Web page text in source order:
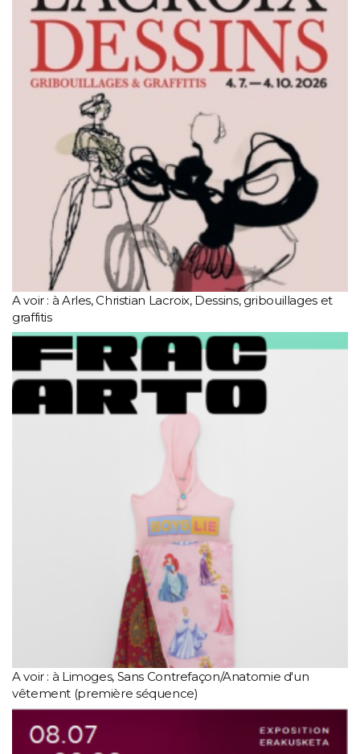
A voir : à Arles, Christian Lacroix, Dessins, gribouillages et
graffitis
A voir : à Limoges, Sans Contrefaçon/Anatomie d'un
vêtement (première séquence)